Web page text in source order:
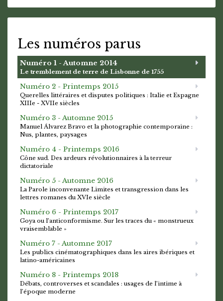
Les numéros parus
Numéro 1 - Automne 2014
Le tremblement de terre de Lisbonne de 1755
Numéro 2 - Printemps 2015
Querelles littéraires et disputes politiques : Italie et Espagne
XIIIe - XVIIe siècles
Numéro 3 - Automne 2015
Manuel Álvarez Bravo et la photographie contemporaine :
Nus, plantes, paysages
Numéro 4 - Printemps 2016
Cône sud. Des ardeurs révolutionnaires à la terreur
dictatoriale
Numéro 5 - Automne 2016
La Parole inconvenante Limites et transgression dans les
lettres romanes du XVIe siècle
Numéro 6 - Printemps 2017
Goya ou l’anticonformisme. Sur les traces du « monstrueux
vraisemblable »
Numéro 7 - Automne 2017
Les publics cinématographiques dans les aires ibériques et
latino-américaines
Numéro 8 - Printemps 2018
Débats, controverses et scandales : usages de l’intime à
l’époque moderne